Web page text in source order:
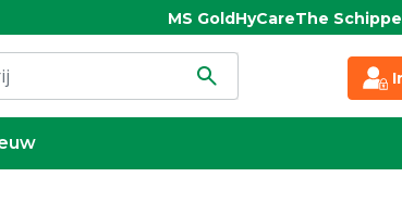
MS GoldHyCareThe